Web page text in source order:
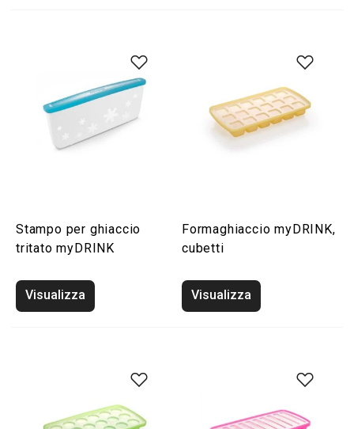
Stampo per ghiaccio
tritato myDRINK
Visualizza
Formaghiaccio myDRINK,
cubetti
Visualizza